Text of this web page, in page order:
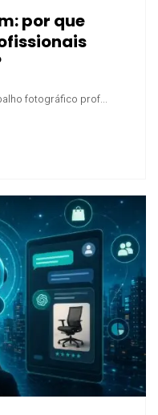
por que
fotográfico prof...